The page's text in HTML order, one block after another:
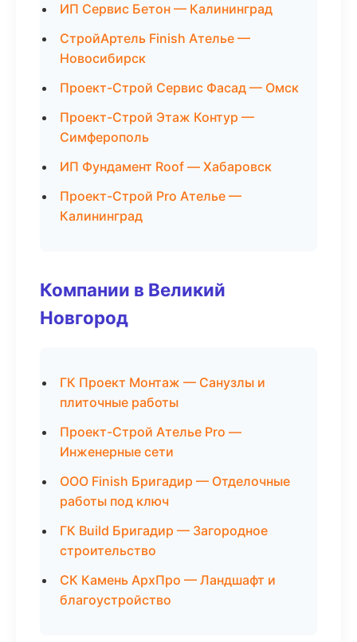
ИП Сервис Бетон — Калининград
СтройАртель Finish Ателье —
Новосибирск
Проект-Строй Сервис Фасад — Омск
Проект-Строй Этаж Контур —
Симферополь
ИП Фундамент Roof — Хабаровск
Проект-Строй Pro Ателье —
Калининград
Компании в Великий
Новгород
ГК Проект Монтаж — Санузлы и
плиточные работы
Проект-Строй Ателье Pro —
Инженерные сети
ООО Finish Бригадир — Отделочные
работы под ключ
ГК Build Бригадир — Загородное
строительство
СК Камень АрхПро — Ландшафт и
благоустройство